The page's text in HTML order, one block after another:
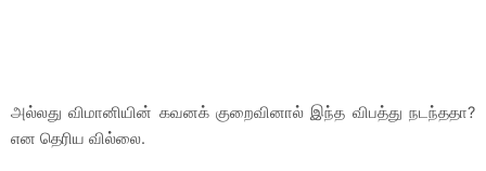
அல்லது விமானியின் கவனக் குறைவினால் இந்த விபத்து நடந்ததா?
என தெரிய வில்லை.